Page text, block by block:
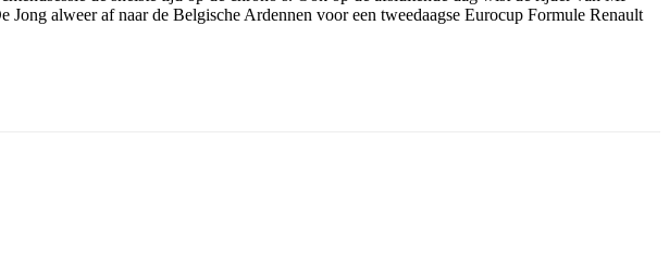
alweer af naar de Belgische Ardennen voor een tweedaagse Eurocup Formule Renault